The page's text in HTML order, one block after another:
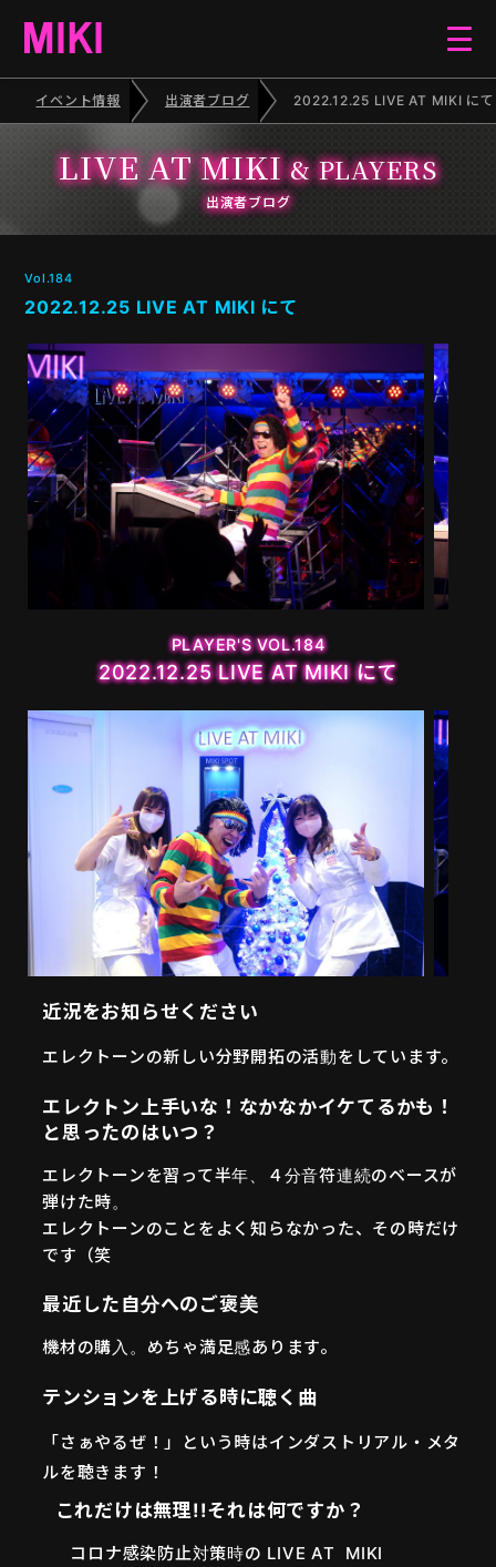
ELECTONE CONCERT
PIANO RECITAL
イベント情報 出演者ブログ 2022.12.25 LIVE AT MIKI にて
LIVE AT MIKI& PLAYERS
出演者ブログ
Vol.184
2022.12.25 LIVE AT MIKI にて
PLAYER'S VOL.184
2022.12.25 LIVE AT MIKI にて
近況をお知らせください
エレクトーンの新しい分野開拓の活動をしています。
エレクトン上手いな！なかなかイケてるかも！
と思ったのはいつ？
エレクトーンを習って半年、４分音符連続のベースが
弾けた時。
エレクトーンのことをよく知らなかった、その時だけ
です（笑
最近した自分へのご褒美
機材の購入。めちゃ満足感あります。
テンションを上げる時に聴く曲
「さぁやるぜ！」という時はインダストリアル・メタ
ルを聴きます！
これだけは無理!!それは何ですか？
コロナ感染防止対策時の LIVE AT MIKI